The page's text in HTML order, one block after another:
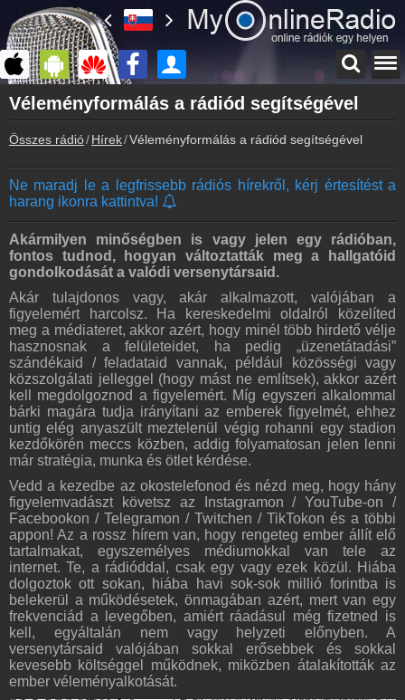
Főoldal
myonlineradio.hu
Bejelentkezés
Kapcsolat
Írj nekünk!
Partnerek
Rádiós partnerek
Rádió beágyazás
Ágyazd be weboldaladba
Online rádió készítés
Készítés lépésről lépésre
Véleményformálás a rádiód segítségével
Összes rádió Hírek Véleményformálás a rádiód segítségével
Ne maradj le a legfrissebb rádiós hírekről, kérj értesítést a
harang ikonra kattintva!
Akármilyen minőségben is vagy jelen egy rádióban,
fontos tudnod, hogyan változtatták meg a hallgatóid
gondolkodását a valódi versenytársaid.
Akár tulajdonos vagy, akár alkalmazott, valójában a
figyelemért harcolsz. Ha kereskedelmi oldalról közelíted
meg a médiateret, akkor azért, hogy minél több hirdető vélje
hasznosnak a felületeidet, ha pedig „üzenetátadási”
szándékaid / feladataid vannak, például közösségi vagy
közszolgálati jelleggel (hogy mást ne említsek), akkor azért
kell megdolgoznod a figyelemért. Míg egyszeri alkalommal
bárki magára tudja irányítani az emberek figyelmét, ehhez
untig elég anyaszült meztelenül végig rohanni egy stadion
kezdőkörén meccs közben, addig folyamatosan jelen lenni
már stratégia, munka és ötlet kérdése.
Vedd a kezedbe az okostelefonod és nézd meg, hogy hány
figyelemvadászt követsz az Instagramon / YouTube-on /
Facebookon / Telegramon / Twitchen / TikTokon és a többi
appon! Az a rossz hírem van, hogy rengeteg ember állít elő
tartalmakat, egyszemélyes médiumokkal van tele az
internet. Te, a rádióddal, csak egy vagy ezek közül. Hiába
dolgoztok ott sokan, hiába havi sok-sok millió forintba is
belekerül a működésetek, önmagában azért, mert van egy
frekvenciád a levegőben, amiért ráadásul még fizetned is
kell, egyáltalán nem vagy helyzeti előnyben. A
versenytársaid valójában sokkal erősebbek és sokkal
kevesebb költséggel működnek, miközben átalakították az
ember véleményalkotását.